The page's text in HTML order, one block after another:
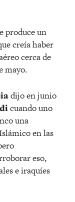
produce un
creía haber
cerca de
mayo.
dijo en junio
cuando uno
una
en las
eso,
e iraquíes